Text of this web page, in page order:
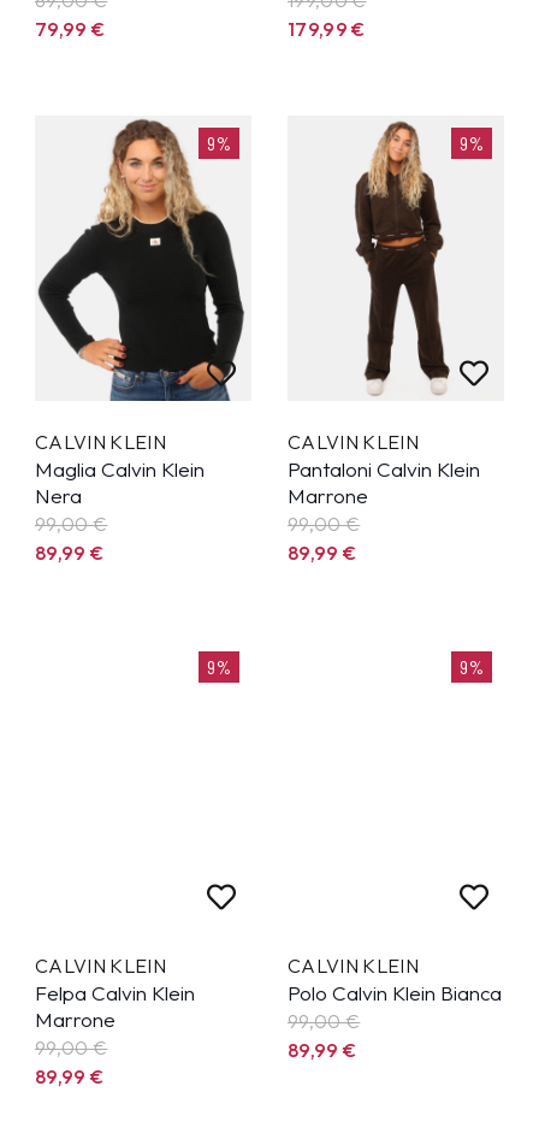
79,99€
179,99€
9%
CALVIN KLEIN
Maglia Calvin Klein
Nera
99,00 €
89,99€
9%
CALVIN KLEIN
Pantaloni Calvin Klein
Marrone
99,00 €
89,99€
9%
CALVIN KLEIN
Felpa Calvin Klein
Marrone
99,00 €
89,99€
9%
CALVIN KLEIN
Polo Calvin Klein Bianca
99,00 €
89,99€